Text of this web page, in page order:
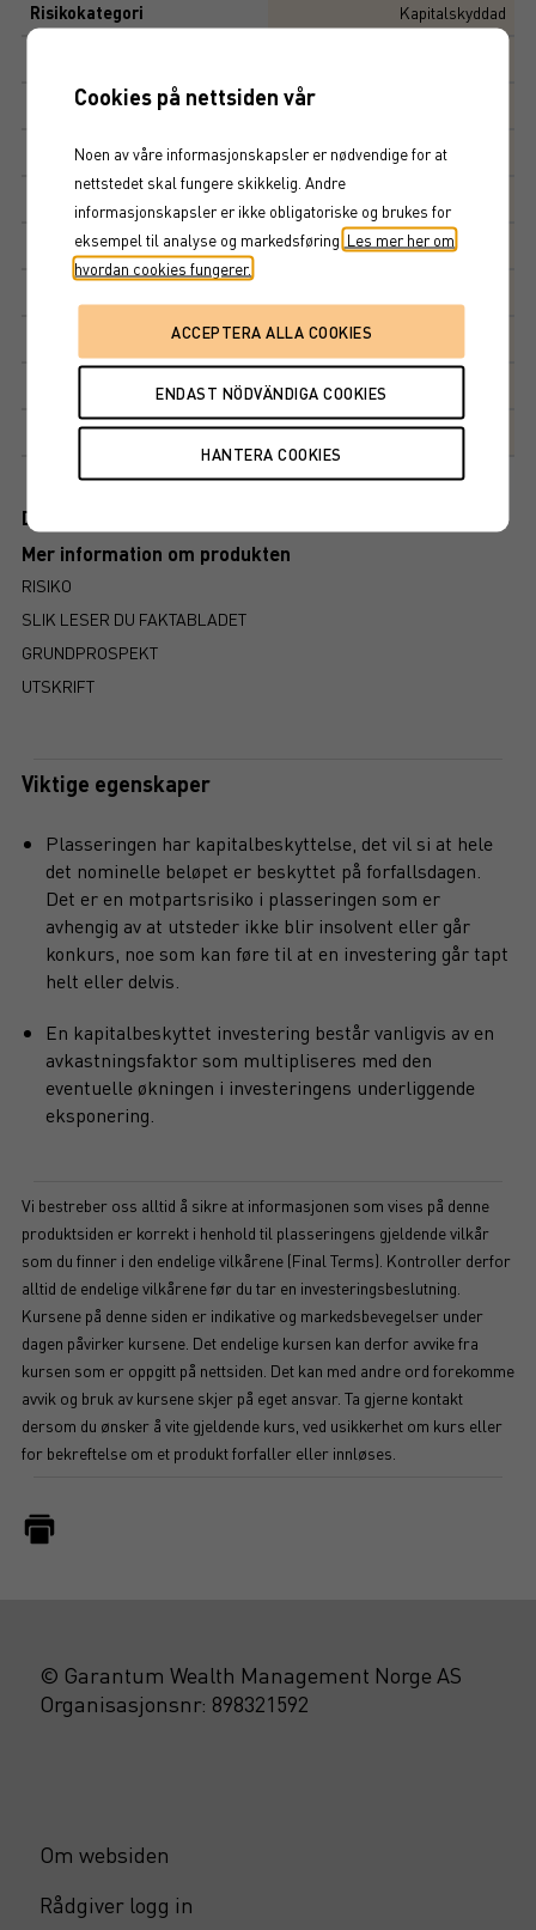
Risikokategori Kapitalskyddad
Løpetid
Initial risiko
Multippel 10 000 SEK
Kapitalbeskyttelse
Avkastningsfaktor
Markedsplass NASDAQ STOCKHOLM AB
Dokument
Mer information om produkten
RISIKO
SLIK LESER DU FAKTABLADET
GRUNDPROSPEKT
UTSKRIFT
Viktige egenskaper
Plasseringen har kapitalbeskyttelse, det vil si at hele
det nominelle beløpet er beskyttet på forfallsdagen.
Det er en motpartsrisiko i plasseringen som er
avhengig av at utsteder ikke blir insolvent eller går
konkurs, noe som kan føre til at en investering går tapt
helt eller delvis.
En kapitalbeskyttet investering består vanligvis av en
avkastningsfaktor som multipliseres med den
eventuelle økningen i investeringens underliggende
eksponering.
Vi bestreber oss alltid å sikre at informasjonen som vises på denne
produktsiden er korrekt i henhold til plasseringens gjeldende vilkår
som du finner i den endelige vilkårene (Final Terms). Kontroller derfor
alltid de endelige vilkårene før du tar en investeringsbeslutning.
Kursene på denne siden er indikative og markedsbevegelser under
dagen påvirker kursene. Det endelige kursen kan derfor avvike fra
kursen som er oppgitt på nettsiden. Det kan med andre ord forekomme
avvik og bruk av kursene skjer på eget ansvar. Ta gjerne kontakt
dersom du ønsker å vite gjeldende kurs, ved usikkerhet om kurs eller
for bekreftelse om et produkt forfaller eller innløses.
© Garantum Wealth Management Norge AS
Organisasjonsnr: 898321592
Om websiden
Rådgiver logg in
Cookies på nettsiden vår
Noen av våre informasjonskapsler er nødvendige for at
nettstedet skal fungere skikkelig. Andre
informasjonskapsler er ikke obligatoriske og brukes for
eksempel til analyse og markedsføring. Les mer her om
hvordan cookies fungerer.